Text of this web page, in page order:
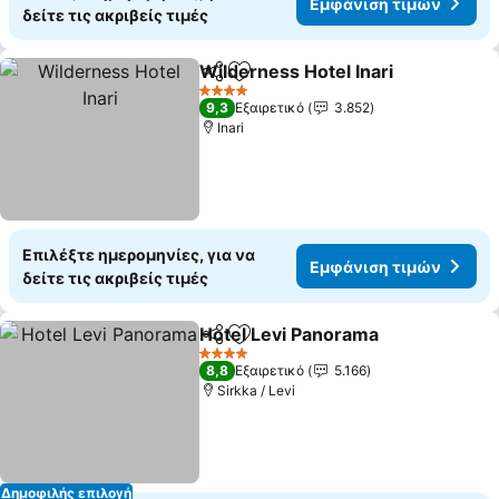
δείτε τις ακριβείς τιμές
Κοινοποίηση
Προσθήκη στα αγαπημένα
Wilderness Hotel Inari
4 Αστέρια
9,3 Εξαιρετικό
3.852
Inari
Επιλέξτε ημερομηνίες, για να
δείτε τις ακριβείς τιμές
Εμφάνιση τιμών
Δημοφιλής επιλογή
Κοινοποίηση
Προσθήκη στα αγαπημένα
Hotel Levi Panorama
4 Αστέρια
8,8 Εξαιρετικό
5.166
Sirkka / Levi